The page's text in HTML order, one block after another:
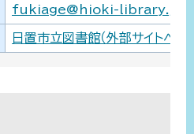
fukiage@hioki-library.jp
日置市立図書館（外部サイトへリ